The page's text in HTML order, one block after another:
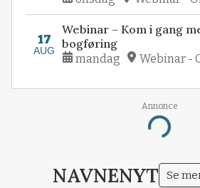
17
AUG
Webinar – Kom i gang
bogføring
mandag Webinar -
Annonce
Loading...
NAVNENYT Se